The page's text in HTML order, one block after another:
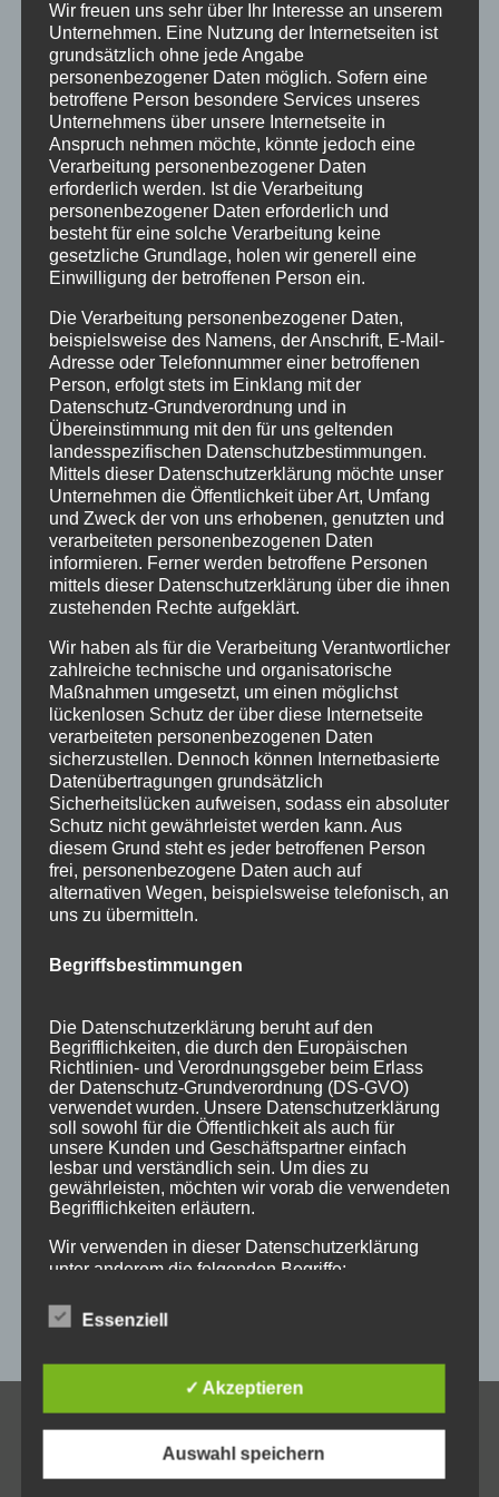
April 2023
Januar 2021
Juli 2020
März 2018
Dezember 2017
März 2017
November 2016
August 2016
Juli 2016
Juni 2016
Mai 2016
März 2016
Februar 2016
Januar 2016
November 2015
September 2015
August 2015
Juli 2015
Juni 2015
Schlagworte
allgäu Allgäuer Festwoche allgäuer holzschilder
angebote aus holz ausstellung bayern echtholz
geschenk geschenkartikel
holzgeschenke holzpostkarten holzprodukte
holzschild holzschilder holzwaren individuell
kempten laser lasergravur lasergravuren
messestand post schild schilder schilder aus holz
sulzberg weihnachten weihnachtsgeschenke
weihnachtsmarkt werbeartikel werbemittel
KONTAKT
Wir freuen uns sehr über Ihr Interesse an unserem
Unternehmen. Eine Nutzung der Internetseiten ist
grundsätzlich ohne jede Angabe
personenbezogener Daten möglich. Sofern eine
betroffene Person besondere Services unseres
Unternehmens über unsere Internetseite in
Anspruch nehmen möchte, könnte jedoch eine
Verarbeitung personenbezogener Daten
erforderlich werden. Ist die Verarbeitung
personenbezogener Daten erforderlich und
besteht für eine solche Verarbeitung keine
gesetzliche Grundlage, holen wir generell eine
Einwilligung der betroffenen Person ein.
Die Verarbeitung personenbezogener Daten,
beispielsweise des Namens, der Anschrift, E-Mail-
Adresse oder Telefonnummer einer betroffenen
Person, erfolgt stets im Einklang mit der
Datenschutz-Grundverordnung und in
Übereinstimmung mit den für uns geltenden
landesspezifischen Datenschutzbestimmungen.
Mittels dieser Datenschutzerklärung möchte unser
Unternehmen die Öffentlichkeit über Art, Umfang
und Zweck der von uns erhobenen, genutzten und
verarbeiteten personenbezogenen Daten
informieren. Ferner werden betroffene Personen
mittels dieser Datenschutzerklärung über die ihnen
zustehenden Rechte aufgeklärt.
Wir haben als für die Verarbeitung Verantwortlicher
zahlreiche technische und organisatorische
Maßnahmen umgesetzt, um einen möglichst
lückenlosen Schutz der über diese Internetseite
verarbeiteten personenbezogenen Daten
sicherzustellen. Dennoch können Internetbasierte
Datenübertragungen grundsätzlich
Sicherheitslücken aufweisen, sodass ein absoluter
Schutz nicht gewährleistet werden kann. Aus
diesem Grund steht es jeder betroffenen Person
frei, personenbezogene Daten auch auf
alternativen Wegen, beispielsweise telefonisch, an
uns zu übermitteln.
Begriffsbestimmungen
Die Datenschutzerklärung beruht auf den
Begrifflichkeiten, die durch den Europäischen
Richtlinien- und Verordnungsgeber beim Erlass
der Datenschutz-Grundverordnung (DS-GVO)
verwendet wurden. Unsere Datenschutzerklärung
soll sowohl für die Öffentlichkeit als auch für
unsere Kunden und Geschäftspartner einfach
lesbar und verständlich sein. Um dies zu
gewährleisten, möchten wir vorab die verwendeten
Begrifflichkeiten erläutern.
Wir verwenden in dieser Datenschutzerklärung
unter anderem die folgenden Begriffe:
a) personenbezogene Daten
die sich auf eine identifizierte oder identifizierbare
natürliche Person (im Folgenden „betroffene
Person") beziehen. Als identifizierbar wird eine
Essenziell
✓ Akzeptieren
Auswahl speichern